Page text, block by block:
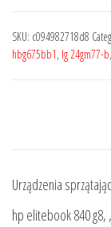
SKU: c094982718d8
hbg675bb1, lg 24gm77-b,
Urządzenia
hp elitebook 840